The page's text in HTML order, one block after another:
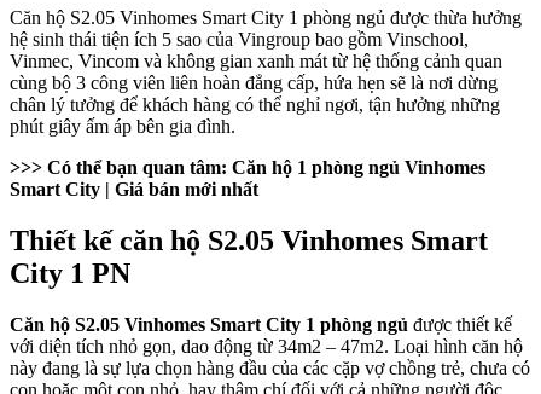
Căn hộ S2.05 Vinhomes Smart City 1 phòng ngủ được thừa hưởng
hệ sinh thái tiện ích 5 sao của Vingroup bao gồm Vinschool,
Vinmec, Vincom và không gian xanh mát từ hệ thống cảnh quan
cùng bộ 3 công viên liên hoàn đẳng cấp, hứa hẹn sẽ là nơi dừng
chân lý tưởng để khách hàng có thể nghỉ ngơi, tận hưởng những
phút giây ấm áp bên gia đình.
>>> Có thể bạn quan tâm: Căn hộ 1 phòng ngủ Vinhomes
Smart City | Giá bán mới nhất
​​Thiết kế căn hộ S2.05 Vinhomes Smart
City 1 PN
Căn hộ S2.05 Vinhomes Smart City 1 phòng ngủ được thiết kế
với diện tích nhỏ gọn, dao động từ 34m2 – 47m2. Loại hình căn hộ
này đang là sự lựa chọn hàng đầu của các cặp vợ chồng trẻ, chưa có
con hoặc một con nhỏ, hay thậm chí đối với cả những người độc